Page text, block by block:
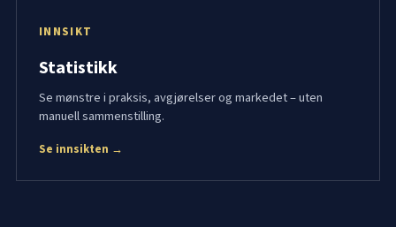
INNSIKT
Statistikk
Se mønstre i praksis, avgjørelser og markedet – uten
manuell sammenstilling.
Se innsikten →